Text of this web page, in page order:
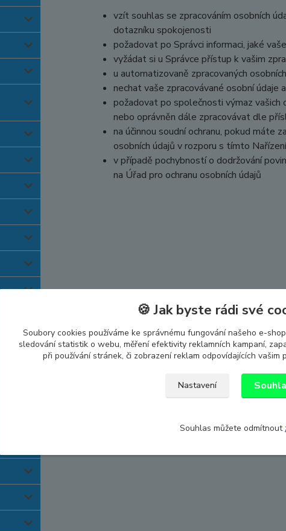
vzít souhlas se zpracováním osobních
dotazníku spokojenosti
požadovat po Správci informaci, jaké
vyžádat si u Správce přístup k vašim
u automatizovaně zpracovaných
nechat vaše zpracovávané osobní
požadovat po společnosti výmaz vašich
nebo oprávněn dále zpracovávat dle
na účinnou soudní ochranu, pokud máte
osobních údajů v rozporu s tímto
v případě pochybností o dodržování
na Úřad pro ochranu osobních údajů
🍪 Jak byste rádi své
Soubory cookies používáme ke správnému fungování našeho e-
sledování statistik o webu, měření efektivity reklamních kampaní,
při používání stránek, či zobrazení reklam odpovídajících vašim
Nastavení
Souhlas můžete odmítnout